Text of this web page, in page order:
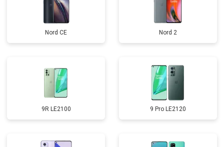
Nord CE Nord 2
9R LE2100 9 Pro LE2120